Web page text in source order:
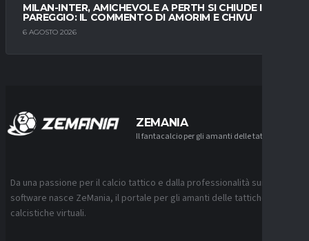
MILAN-INTER, AMICHEVOLE A PERTH SI CHIUDE IN
PAREGGIO: IL COMMENTO DI AMORIM E CHIVU
6 AGOSTO 2026
ZEMANIA
Il fantacalcio per gli amanti delle tattiche
Da una passione per il calcio tattico e dalla professionalità sui
software nasce ZeMania, il portale per gli amanti delle tattiche
calcistiche virtuali.